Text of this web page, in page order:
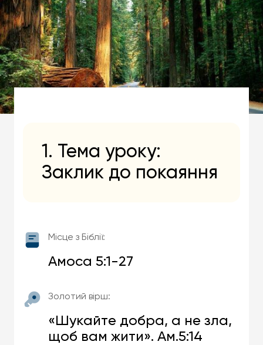
1. Тема уроку:
Заклик до покаяння
Місце з Біблії:
Амоса 5:1-27
Золотий вірш:
«Шукайте добра, а не зла,
щоб вам жити». Ам.5:14